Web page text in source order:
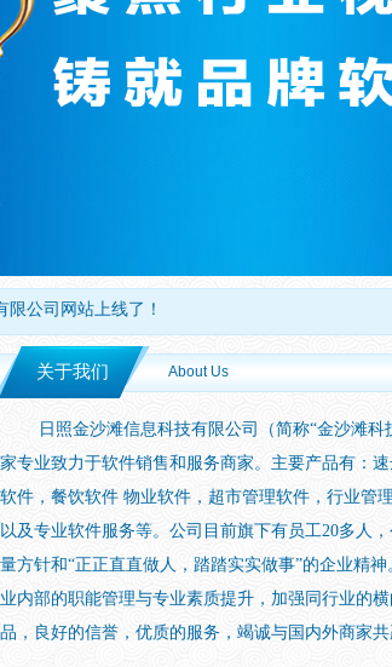
限公司网站上线了！
司官方网站！
关于我们 About Us
日照金沙滩信息科技有限公司（简称“金沙滩科
家专业致力于软件销售和服务商家。主要产品有：
软件，餐饮软件 物业软件，超市管理软件，行业管
以及专业软件服务等。公司目前旗下有员工20多人
量方针和“正正直直做人，踏踏实实做事”的企业精
业内部的职能管理与专业素质提升，加强同行业的
品，良好的信誉，优质的服务，竭诚与国内外商家